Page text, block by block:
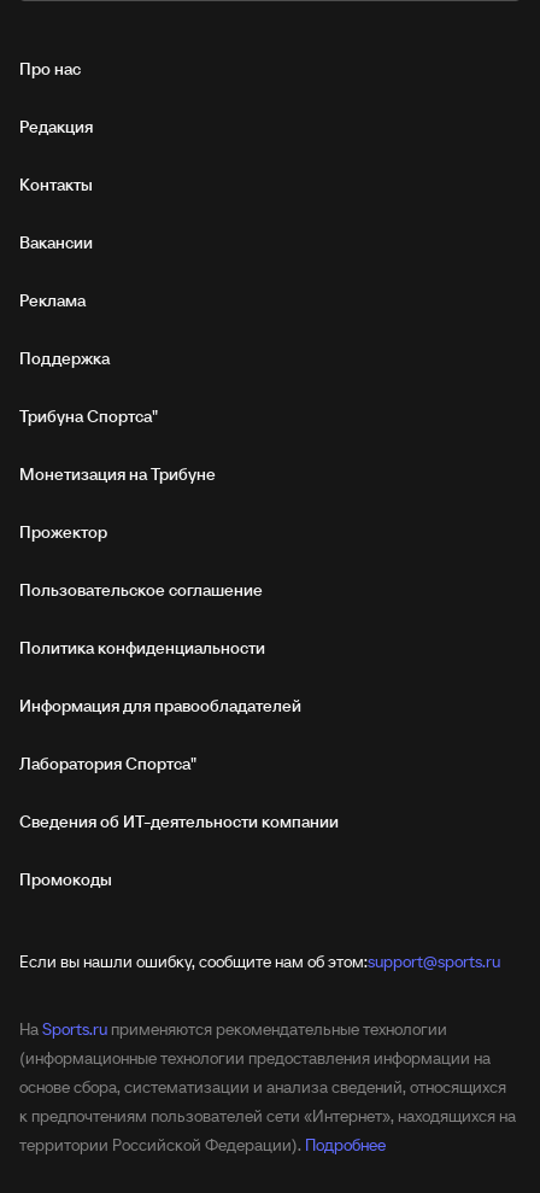
Про нас
Редакция
Контакты
Вакансии
Реклама
Поддержка
Трибуна Спортса"
Монетизация на Трибуне
Прожектор
Пользовательское соглашение
Политика конфиденциальности
Информация для правообладателей
Лаборатория Спортса"
Сведения об ИТ‑деятельности компании
Промокоды
Если вы нашли ошибку, сообщите нам об этом:support@sports.ru
НаSports.ru применяются рекомендательные технологии
(информационные технологии предоставления информации на
основе сбора, систематизации и анализа сведений, относящихся
к предпочтениям пользователей сети «Интернет», находящихся на
территории Российской Федерации). Подробнее